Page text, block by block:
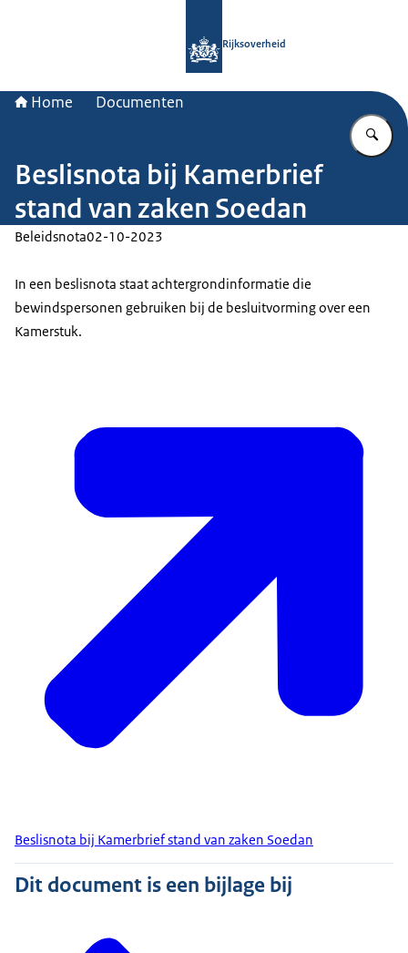
Rijksoverheid
Home Documenten
Beslisnota bij Kamerbrief
stand van zaken Soedan
Beleidsnota02-10-2023
In een beslisnota staat achtergrondinformatie die
bewindspersonen gebruiken bij de besluitvorming over een
Kamerstuk.
Beslisnota bij Kamerbrief stand van zaken Soedan
Dit document is een bijlage bij